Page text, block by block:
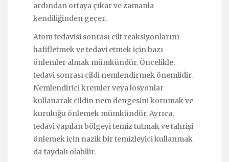
ardından ortaya çıkar ve zamanla
kendiliğinden geçer.
Atom tedavisi sonrası cilt reaksiyonlarını
hafifletmek ve tedavi etmek için bazı
önlemler almak mümkündür. Öncelikle,
tedavi sonrası cildi nemlendirmek önemlidir.
Nemlendirici kremler veya losyonlar
kullanarak cildin nem dengesini korumak ve
kuruluğu önlemek mümkündür. Ayrıca,
tedavi yapılan bölgeyi temiz tutmak ve tahrişi
önlemek için nazik bir temizleyici kullanmak
da faydalı olabilir.